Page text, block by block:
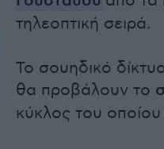
τηλεοπτική σειρά.
Το σουηδικό
θα προβάλουν το
κύκλος του οποίου